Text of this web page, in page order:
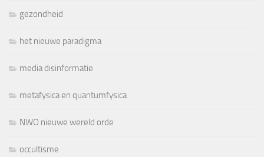
gezondheid
het nieuwe paradigma
media disinformatie
metafysica en quantumfysica
NWO nieuwe wereld orde
occultisme